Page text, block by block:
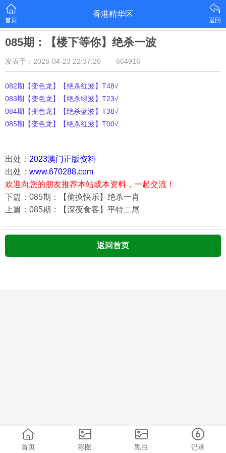
首页
香港精华区
返回
085期：【楼下等你】绝杀一波
发表于：2026-04-23 22:37:26 664916
082期【变色龙】【绝杀红波】T48√
083期【变色龙】【绝杀绿波】T23√
084期【变色龙】【绝杀蓝波】T38√
085期【变色龙】【绝杀红波】T00√
出处： 2023澳门正版资料
出处： www.670288.com
欢迎向您的朋友推荐本站或本资料，一起交流！
下篇：085期：【偷换快乐】绝杀一肖
上篇：085期：【深夜食客】平特二尾
返回首页
首页 彩图 黑白 记录